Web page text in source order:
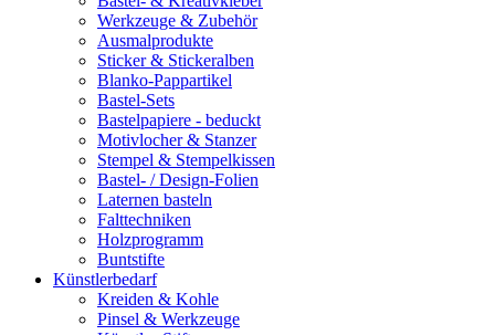
Werkzeuge & Zubehör
Ausmalprodukte
Sticker & Stickeralben
Blanko-Pappartikel
Bastel-Sets
Bastelpapiere - beduckt
Motivlocher & Stanzer
Stempel & Stempelkissen
Bastel- / Design-Folien
Laternen basteln
Falttechniken
Holzprogramm
Buntstifte
Künstlerbedarf
Kreiden & Kohle
Pinsel & Werkzeuge